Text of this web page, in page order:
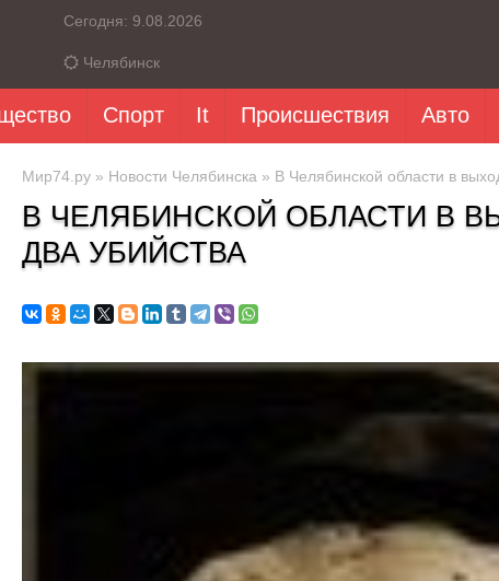
Сегодня: 9.08.2026
Челябинск
Спорт It Происшествия Авто
Мир74.ру » Новости Челябинска » В Челябинской области в
В ЧЕЛЯБИНСКОЙ ОБЛАСТИ В
ДВА УБИЙСТВА